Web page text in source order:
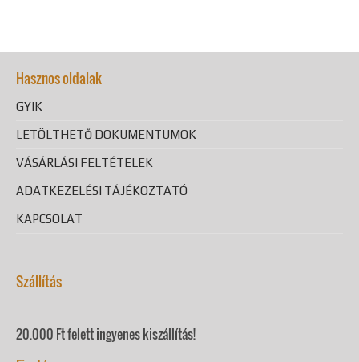
Hasznos oldalak
GYIK
LETÖLTHETŐ DOKUMENTUMOK
VÁSÁRLÁSI FELTÉTELEK
ADATKEZELÉSI TÁJÉKOZTATÓ
KAPCSOLAT
Szállítás
20.000 Ft felett ingyenes kiszállítás!